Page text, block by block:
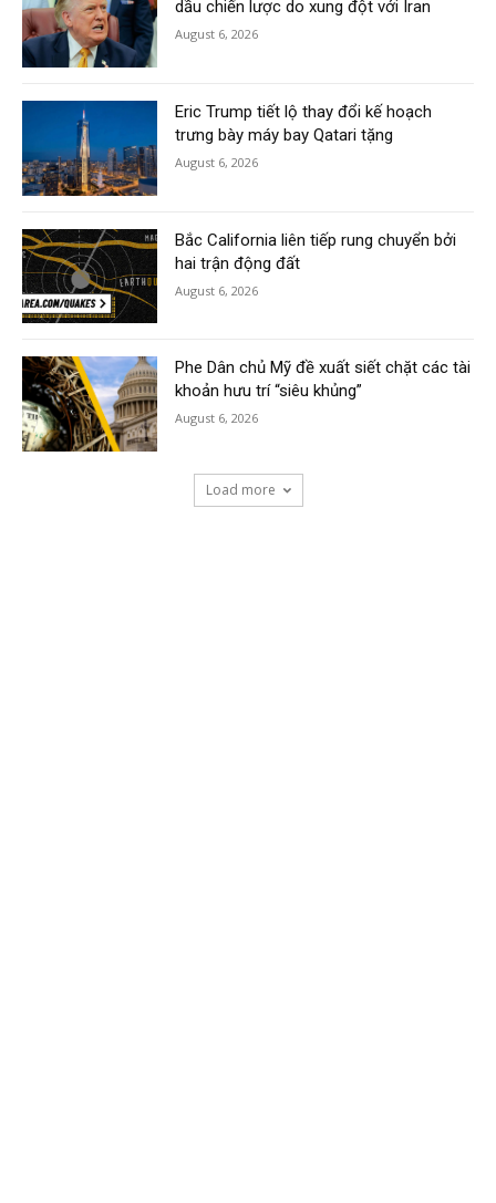
dầu chiến lược do xung đột với Iran
August 6, 2026
Eric Trump tiết lộ thay đổi kế hoạch
trưng bày máy bay Qatari tặng
August 6, 2026
Bắc California liên tiếp rung chuyển bởi
hai trận động đất
August 6, 2026
Phe Dân chủ Mỹ đề xuất siết chặt các tài
khoản hưu trí “siêu khủng”
August 6, 2026
Load more